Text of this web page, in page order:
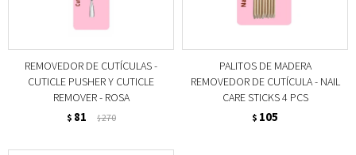
REMOVEDOR DE CUTÍCULAS -
CUTICLE PUSHER Y CUTICLE
REMOVER - ROSA
$ 81 $270
PALITOS DE MADERA
REMOVEDOR DE CUTÍCULA - NAIL
CARE STICKS 4 PCS
$ 105